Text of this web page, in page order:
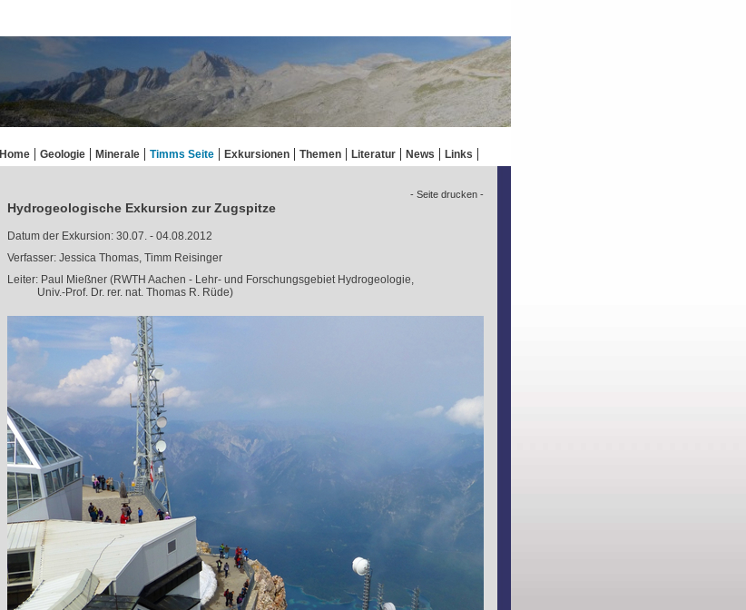
Home Geologie Minerale Timms Seite Exkursionen Themen Literatur News Links
- Seite drucken -
Hydrogeologische Exkursion zur Zugspitze
Datum der Exkursion: 30.07. - 04.08.2012
Verfasser: Jessica Thomas, Timm Reisinger
Leiter: Paul Mießner (RWTH Aachen - Lehr- und Forschungsgebiet Hydrogeologie,
Univ.-Prof. Dr. rer. nat. Thomas R. Rüde)